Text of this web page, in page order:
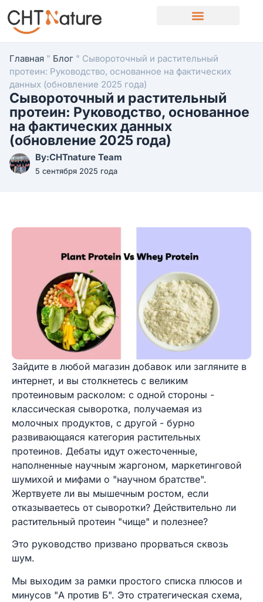
Главная " Блог " Сывороточный и растительный
протеин: Руководство, основанное на фактических
данных (обновление 2025 года)
Сывороточный и растительный
протеин: Руководство, основанное
на фактических данных
(обновление 2025 года)
By:CHTnature Team
5 сентября 2025 года
Зайдите в любой магазин добавок или загляните в
интернет, и вы столкнетесь с великим
протеиновым расколом: с одной стороны -
классическая сыворотка, получаемая из
молочных продуктов, с другой - бурно
развивающаяся категория растительных
протеинов. Дебаты идут ожесточенные,
наполненные научным жаргоном, маркетинговой
шумихой и мифами о "научном братстве".
Жертвуете ли вы мышечным ростом, если
отказываетесь от сыворотки? Действительно ли
растительный протеин "чище" и полезнее?
Это руководство призвано прорваться сквозь
шум.
Мы выходим за рамки простого списка плюсов и
минусов "А против Б". Это стратегическая схема,